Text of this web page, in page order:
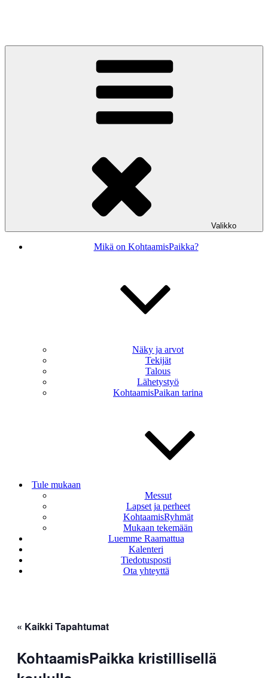
Valikko
Mikä on KohtaamisPaikka?
Näky ja arvot
Tekijät
Talous
Lähetystyö
KohtaamisPaikan tarina
Tule mukaan
Messut
Lapset ja perheet
KohtaamisRyhmät
Mukaan tekemään
Luemme Raamattua
Kalenteri
Tiedotusposti
Ota yhteyttä
« Kaikki Tapahtumat
KohtaamisPaikka kristillisellä